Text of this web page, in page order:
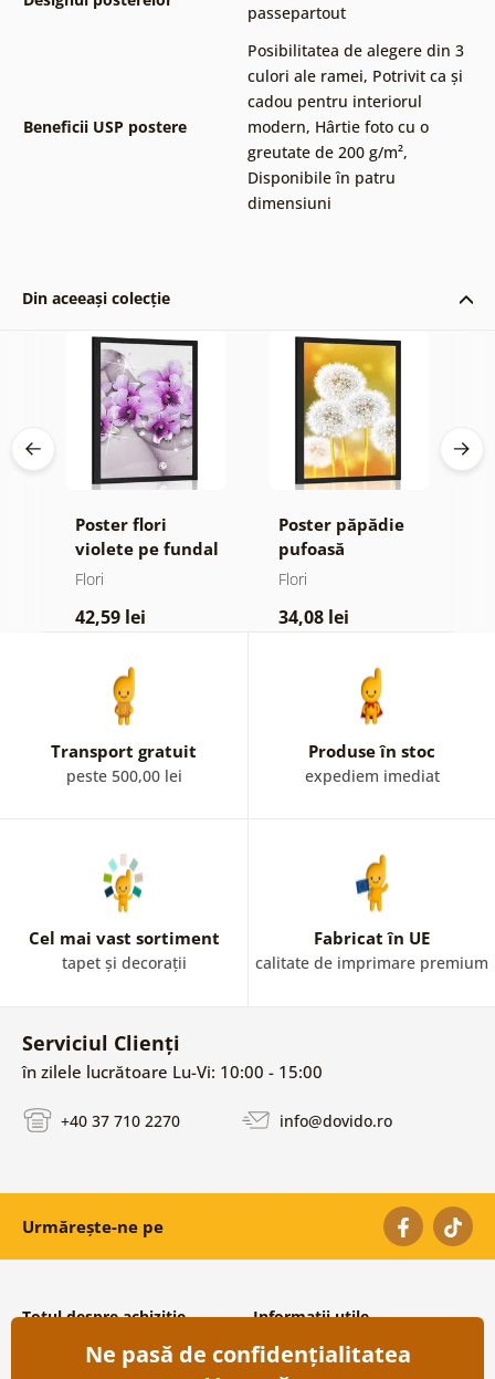
passepartout
Beneficii USP postere
Posibilitatea de alegere din 3
culori ale ramei, Potrivit ca și
cadou pentru interiorul
modern, Hârtie foto cu o
greutate de 200 g/m²,
Disponibile în patru
dimensiuni
Din aceeași colecție
Poster flori
violete pe fundal
abstract
Flori
42,59 lei
Poster păpădie
pufoasă
Flori
34,08 lei
Transport gratuit
peste 500,00 lei
Produse în stoc
expediem imediat
Cel mai vast sortiment
tapet și decorații
Fabricat în UE
calitate de imprimare premium
Serviciul Clienți
în zilele lucrătoare Lu-Vi: 10:00 - 15:00
+40 37 710 2270 info@dovido.ro
Urmărește-ne pe
Totul despre achiziție
Condiții și termeni generali
Protecția datelor personale
Informații utile
Despre noi
Întrebări frecvente
Ne pasă de confidențialitatea